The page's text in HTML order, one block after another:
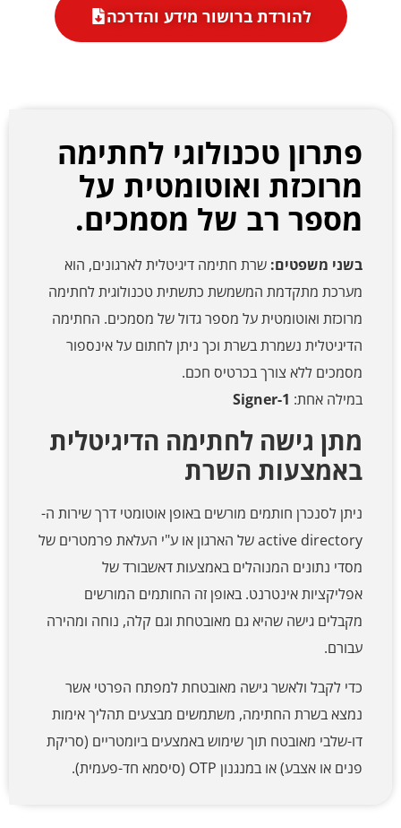
להורדת ברושור מידע והדרכה
פתרון טכנולוגי לחתימה
מרוכזת ואוטומטית על
מספר רב של מסמכים.
בשני משפטים: שרת חתימה דיגיטלית לארגונים, הוא
מערכת מתקדמת המשמשת כתשתית טכנולוגית לחתימה
מרוכזת ואוטומטית על מספר גדול של מסמכים. החתימה
הדיגיטלית נשמרת בשרת וכך ניתן לחתום על אינספור
מסמכים ללא צורך בכרטיס חכם.
במילה אחת: Signer-1
מתן גישה לחתימה הדיגיטלית
באמצעות השרת
ניתן לסנכרן חותמים מורשים באופן אוטומטי דרך שירות ה-
active directory של הארגון או ע"י העלאת פרמטרים של
מסדי נתונים המנוהלים באמצעות דאשבורד של
אפליקציות אינטרנט. באופן זה החותמים המורשים
מקבלים גישה שהיא גם מאובטחת וגם קלה, נוחה ומהירה
עבורם.
כדי לקבל ולאשר גישה מאובטחת למפתח הפרטי אשר
נמצא בשרת החתימה, משתמשים מבצעים תהליך אימות
דו-שלבי מאובטח תוך שימוש באמצעים ביומטריים (סריקת
פנים או אצבע) או במנגנון OTP (סיסמא חד-פעמית).